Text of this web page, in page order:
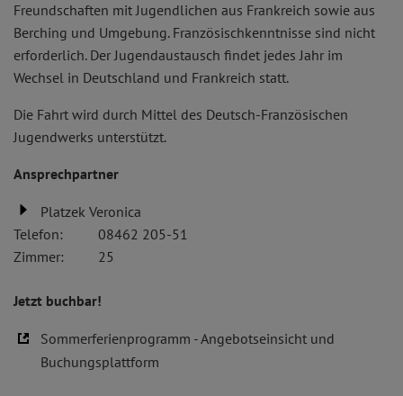
Freundschaften mit Jugendlichen aus Frankreich sowie aus
Berching und Umgebung. Französischkenntnisse sind nicht
erforderlich. Der Jugendaustausch findet jedes Jahr im
Wechsel in Deutschland und Frankreich statt.
Die Fahrt wird durch Mittel des Deutsch-Französischen
Jugendwerks unterstützt.
Ansprechpartner
Platzek Veronica
Telefon:
08462 205-51
Zimmer:
25
Jetzt buchbar!
Sommerferienprogramm - Angebotseinsicht und
Buchungsplattform